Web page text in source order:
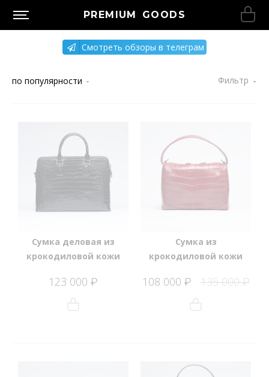
PREMIUM GOODS
Смотреть обзоры в телеграм
Фильтр
по популярности
Сумка деловая из
крокодиловой кожи
123 000 ₽
Сумка из
крокодиловой кожи
108 000 ₽ 135 000₽